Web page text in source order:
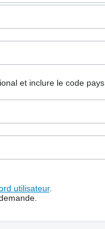
et inclure le code pays.
utilisateur.